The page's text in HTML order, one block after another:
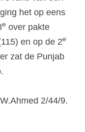
het op eens
e over pakte
en op de 2e
zat de Punjab
2/44/9.